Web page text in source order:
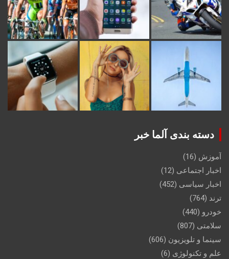
دسته بندی آلما خبر
آموزش (16)
اخبار اجتماعی (12)
اخبار سیاسی (452)
ترند (764)
خودرو (440)
سلامتی (807)
سینما و تلویزیون (606)
علم و تکنولوژی (6)